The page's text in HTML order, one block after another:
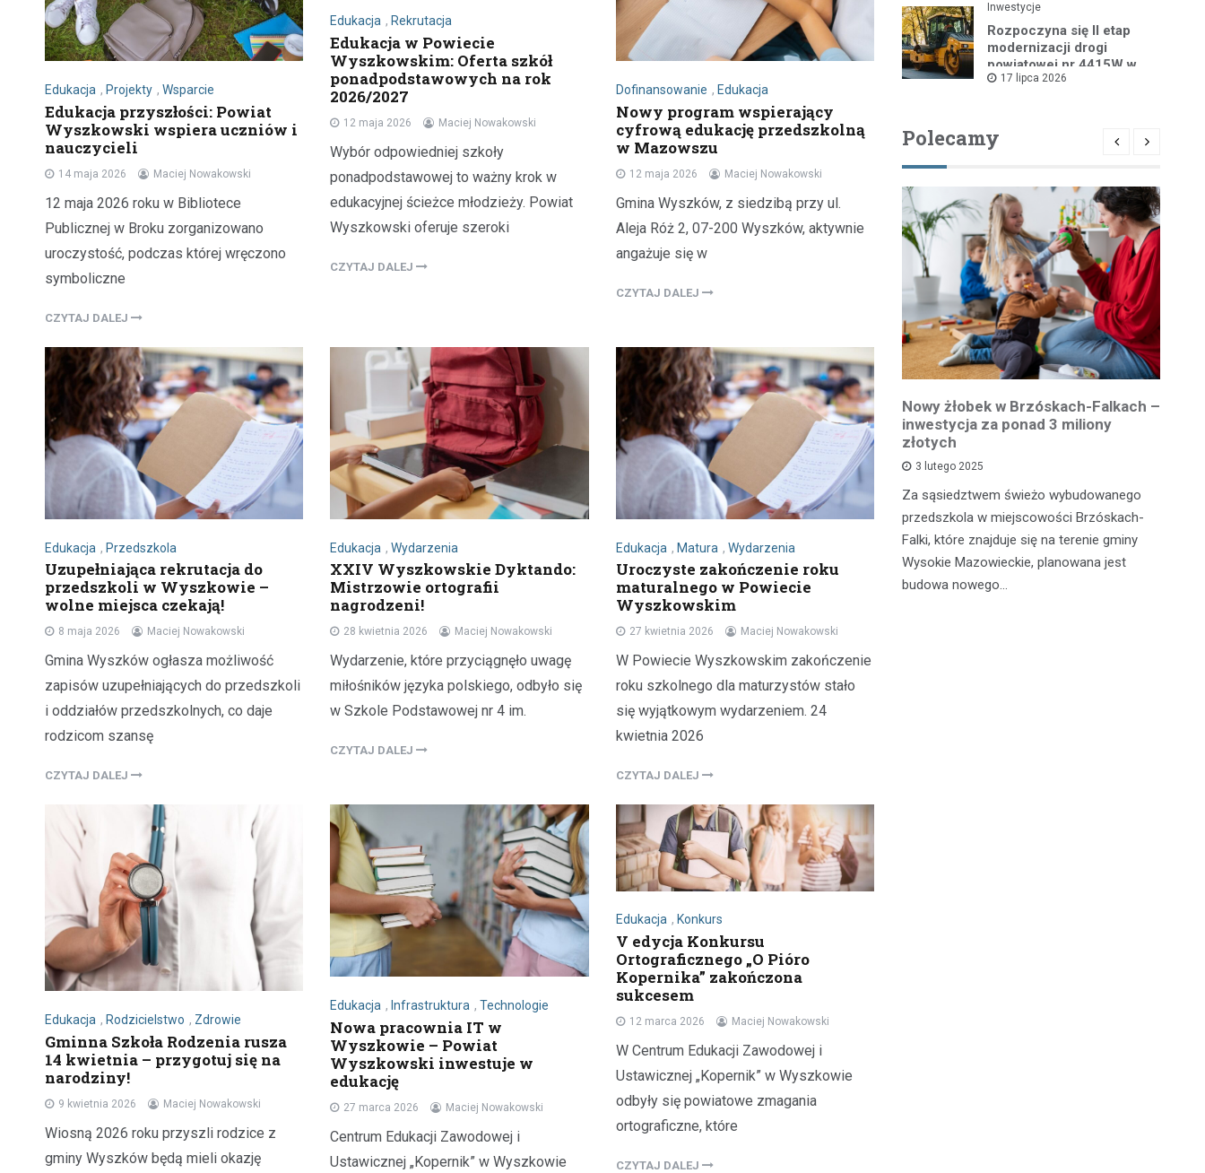
Edukacja , Projekty , Wsparcie
Edukacja przyszłości: Powiat
Wyszkowski wspiera uczniów i
nauczycieli
14 maja 2026 Maciej Nowakowski
12 maja 2026 roku w Bibliotece
Publicznej w Broku zorganizowano
uroczystość, podczas której wręczono
symboliczne
CZYTAJ DALEJ
Edukacja , Rekrutacja
Edukacja w Powiecie
Wyszkowskim: Oferta szkół
ponadpodstawowych na rok
2026/2027
12 maja 2026 Maciej Nowakowski
Wybór odpowiedniej szkoły
ponadpodstawowej to ważny krok w
edukacyjnej ścieżce młodzieży. Powiat
Wyszkowski oferuje szeroki
CZYTAJ DALEJ
Dofinansowanie , Edukacja
Nowy program wspierający
cyfrową edukację przedszkolną
w Mazowszu
12 maja 2026 Maciej Nowakowski
Gmina Wyszków, z siedzibą przy ul.
Aleja Róż 2, 07-200 Wyszków, aktywnie
angażuje się w
CZYTAJ DALEJ
Edukacja , Przedszkola
Uzupełniająca rekrutacja do
przedszkoli w Wyszkowie –
wolne miejsca czekają!
8 maja 2026 Maciej Nowakowski
Gmina Wyszków ogłasza możliwość
zapisów uzupełniających do przedszkoli
i oddziałów przedszkolnych, co daje
rodzicom szansę
CZYTAJ DALEJ
Edukacja ,Wydarzenia
XXIV Wyszkowskie Dyktando:
Mistrzowie ortografii
nagrodzeni!
28 kwietnia 2026 Maciej Nowakowski
Wydarzenie, które przyciągnęło uwagę
miłośników języka polskiego, odbyło się
w Szkole Podstawowej nr 4 im.
CZYTAJ DALEJ
Edukacja , Matura , Wydarzenia
Uroczyste zakończenie roku
maturalnego w Powiecie
Wyszkowskim
27 kwietnia 2026 Maciej Nowakowski
W Powiecie Wyszkowskim zakończenie
roku szkolnego dla maturzystów stało
się wyjątkowym wydarzeniem. 24
kwietnia 2026
CZYTAJ DALEJ
Edukacja , Rodzicielstwo , Zdrowie
Gminna Szkoła Rodzenia rusza
14 kwietnia – przygotuj się na
narodziny!
9 kwietnia 2026 Maciej Nowakowski
Wiosną 2026 roku przyszli rodzice z
gminy Wyszków będą mieli okazję
Edukacja ,Infrastruktura ,Technologie
Nowa pracownia IT w
Wyszkowie – Powiat
Wyszkowski inwestuje w
edukację
27 marca 2026 Maciej Nowakowski
Centrum Edukacji Zawodowej i
Ustawicznej „Kopernik” w Wyszkowie
Edukacja , Konkurs
V edycja Konkursu
Ortograficznego „O Pióro
Kopernika” zakończona
sukcesem
12 marca 2026 Maciej Nowakowski
W Centrum Edukacji Zawodowej i
Ustawicznej „Kopernik” w Wyszkowie
odbyły się powiatowe zmagania
ortograficzne, które
CZYTAJ DALEJ
Inwestycje
Rozpoczyna się II etap
modernizacji drogi
powiatowej nr 4415W w
Leszczydole
17 lipca 2026
Polecamy
Plan modernizacji drogi powiatowej
4415W na Mazowszu – inwestycja w
bezpieczeństwo i komfort podróży
19 września 2024
Rozważana jest rozbudowa odcinka
powiatowej trasy nr 4415W, prowadzącej z
Leszczydół Stary przez Leszczydół Działki
do Leszczydół Podwielątki Wielątki.
Modernizacja…
Nowy żłobek w Brzóskach-Falkach –
inwestycja za ponad 3 miliony
złotych
3 lutego 2025
Za sąsiedztwem świeżo wybudowanego
przedszkola w miejscowości Brzóskach-
Falki, które znajduje się na terenie gminy
Wysokie Mazowieckie, planowana jest
budowa nowego…